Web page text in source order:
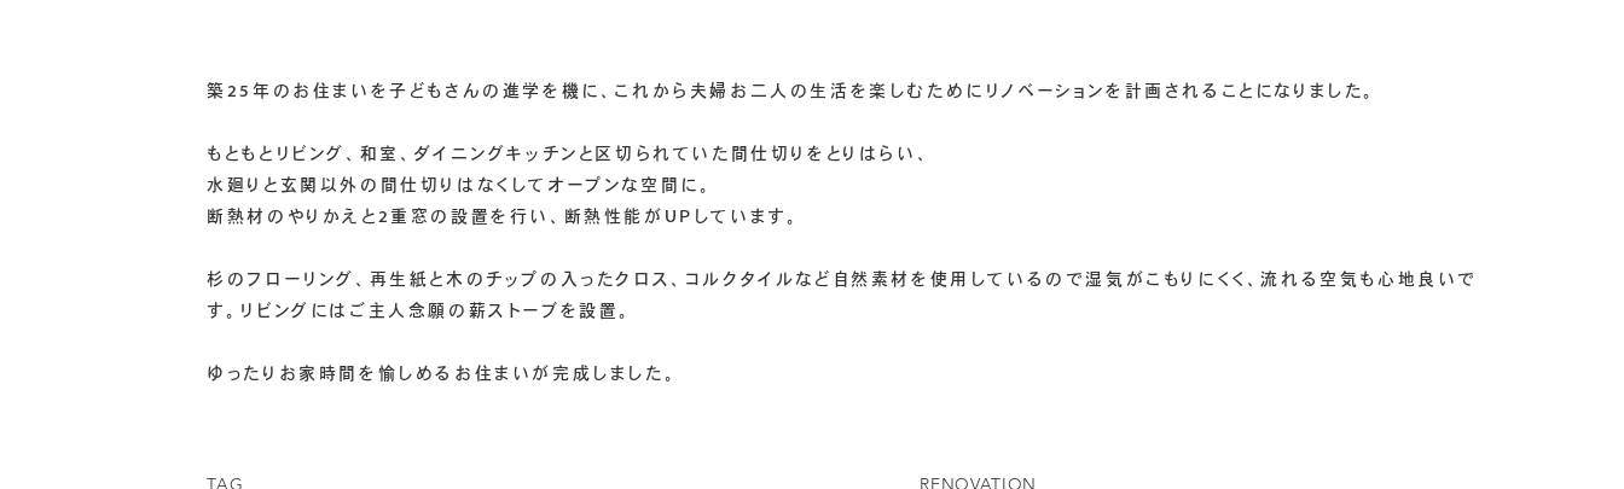
築25年のお住まいを子どもさんの進学を機に、これから夫婦お二人の生活を楽しむためにリノベーションを計画されることになりました。
もともとリビング、和室、ダイニングキッチンと区切られていた間仕切りをとりはらい、
水廻りと玄関以外の間仕切りはなくしてオープンな空間に。
断熱材のやりかえと2重窓の設置を行い、断熱性能がUPしています。
杉のフローリング、再生紙と木のチップの入ったクロス、コルクタイルなど自然素材を使用しているので湿気がこもりにくく、流れる空気も心地良いで
す。リビングにはご主人念願の薪ストーブを設置。
ゆったりお家時間を愉しめるお住まいが完成しました。
TAG RENOVATION